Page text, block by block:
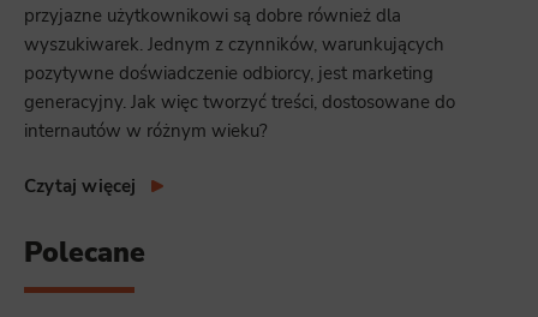
przyjazne użytkownikowi są dobre również dla
wyszukiwarek. Jednym z czynników, warunkujących
pozytywne doświadczenie odbiorcy, jest marketing
generacyjny. Jak więc tworzyć treści, dostosowane do
internautów w różnym wieku?
Czytaj więcej
Polecane